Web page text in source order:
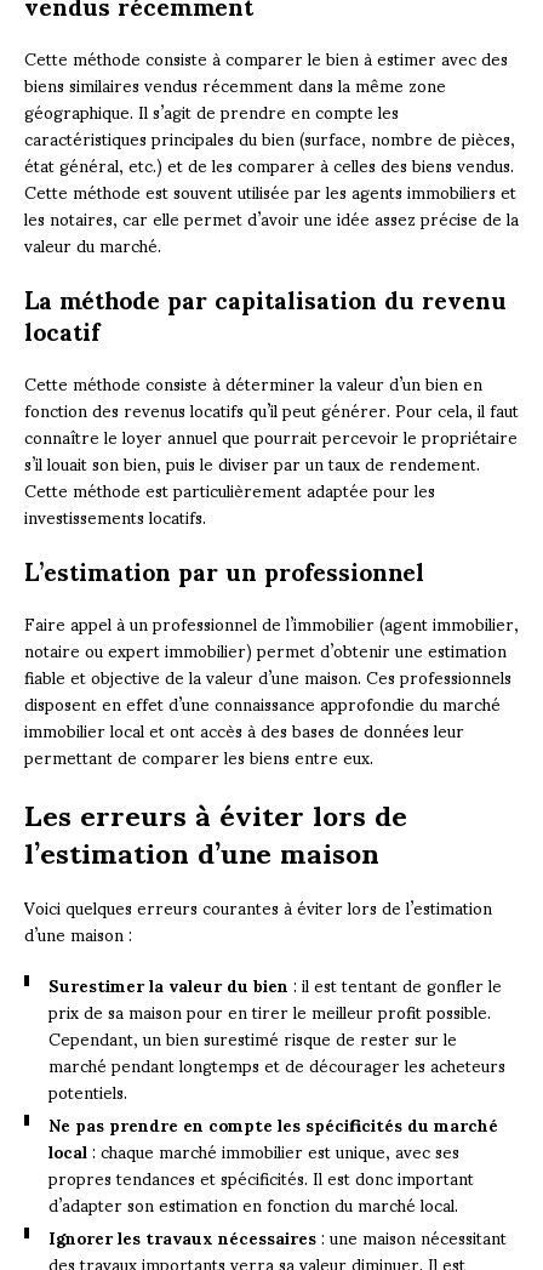
Cette méthode consiste à comparer le bien à estimer avec des
biens similaires vendus récemment dans la même zone
géographique. Il s’agit de prendre en compte les
caractéristiques principales du bien (surface, nombre de pièces,
état général, etc.) et de les comparer à celles des biens vendus.
Cette méthode est souvent utilisée par les agents immobiliers et
les notaires, car elle permet d’avoir une idée assez précise de la
valeur du marché.
La méthode par capitalisation du revenu
locatif
Cette méthode consiste à déterminer la valeur d’un bien en
fonction des revenus locatifs qu’il peut générer. Pour cela, il faut
connaître le loyer annuel que pourrait percevoir le propriétaire
s’il louait son bien, puis le diviser par un taux de rendement.
Cette méthode est particulièrement adaptée pour les
investissements locatifs.
L’estimation par un professionnel
Faire appel à un professionnel de l’immobilier (agent immobilier,
notaire ou expert immobilier) permet d’obtenir une estimation
fiable et objective de la valeur d’une maison. Ces professionnels
disposent en effet d’une connaissance approfondie du marché
immobilier local et ont accès à des bases de données leur
permettant de comparer les biens entre eux.
Les erreurs à éviter lors de
l’estimation d’une maison
Voici quelques erreurs courantes à éviter lors de l’estimation
d’une maison :
Surestimer la valeur du bien: il est tentant de gonfler le
prix de sa maison pour en tirer le meilleur profit possible.
Cependant, un bien surestimé risque de rester sur le
marché pendant longtemps et de décourager les acheteurs
potentiels.
Ne pas prendre en compte les spécificités du marché
local: chaque marché immobilier est unique, avec ses
propres tendances et spécificités. Il est donc important
d’adapter son estimation en fonction du marché local.
Ignorer les travaux nécessaires: une maison nécessitant